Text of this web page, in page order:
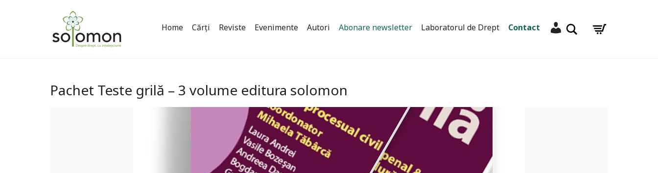
Home Cărți Reviste Evenimente Autori Abonare newsletter Laboratorul de Drept Contact Contul meuCaută
Pachet Teste grilă – 3 volume editura solomon